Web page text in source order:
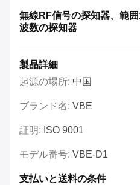
無線RF信号の探知器、範
波数の探知器
製品詳細
起源の場所: 中国
ブランド名: VBE
証明: ISO 9001
モデル番号: VBE-D1
支払いと送料の条件